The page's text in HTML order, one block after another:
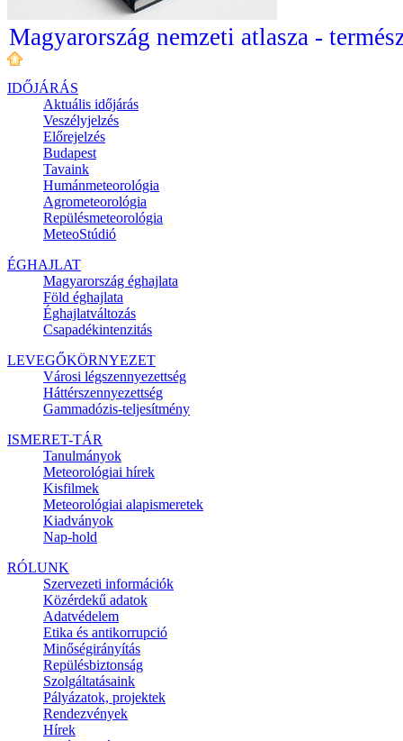
Magyarország nemzeti atlasza -
IDŐJÁRÁS
Aktuális időjárás
Veszélyjelzés
Előrejelzés
Budapest
Tavaink
Humánmeteorológia
Agrometeorológia
Repülésmeteorológia
MeteoStúdió
ÉGHAJLAT
Magyarország éghajlata
Föld éghajlata
Éghajlatváltozás
Csapadékintenzitás
LEVEGŐKÖRNYEZET
Városi légszennyezettség
Háttérszennyezettség
Gammadózis-teljesítmény
ISMERET-TÁR
Tanulmányok
Meteorológiai hírek
Kisfilmek
Meteorológiai alapismeretek
Kiadványok
Nap-hold
RÓLUNK
Szervezeti információk
Közérdekű adatok
Adatvédelem
Etika és antikorrupció
Minőségirányítás
Repülésbiztonság
Szolgáltatásaink
Pályázatok, projektek
Rendezvények
Hírek